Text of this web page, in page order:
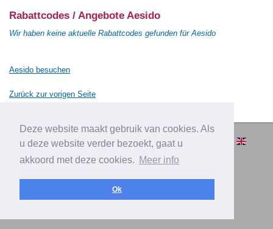
Deze website maakt gebruik van cookies. Als
u deze website verder bezoekt, gaat u
akkoord met deze cookies. Meer info
Ok
Rabattcodes / Angebote Aesido
Wir haben keine aktuelle Rabattcodes gefunden für Aesido
Aesido besuchen
Zurück zur vorigen Seite
© 2010-2026 Cashbacksvergleichen.de
Über Cashbacksvergleichen.de | Privacy |
Inserieren | Kontakt